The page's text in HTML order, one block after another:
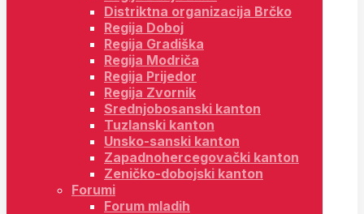
Distriktna organizacija Brčko
Regija Doboj
Regija Gradiška
Regija Modriča
Regija Prijedor
Regija Zvornik
Srednjobosanski kanton
Tuzlanski kanton
Unsko-sanski kanton
Zapadnohercegovački kanton
Zeničko-dobojski kanton
Forumi
Forum mladih